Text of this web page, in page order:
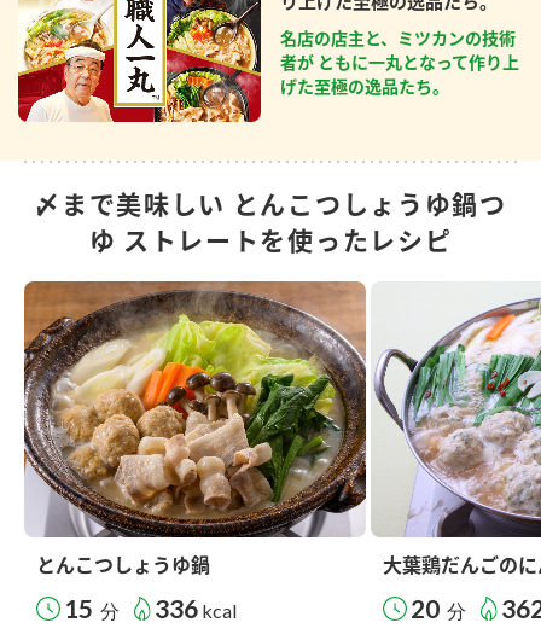
名店の店主と、ミツカンの技術
者が ともに一丸となって作り上
げた至極の逸品たち。
〆まで美味しい とんこつしょうゆ鍋つ
ゆ ストレートを使ったレシピ
とんこつしょうゆ鍋
15 分 336 kcal
大葉鶏だんごの
20 分